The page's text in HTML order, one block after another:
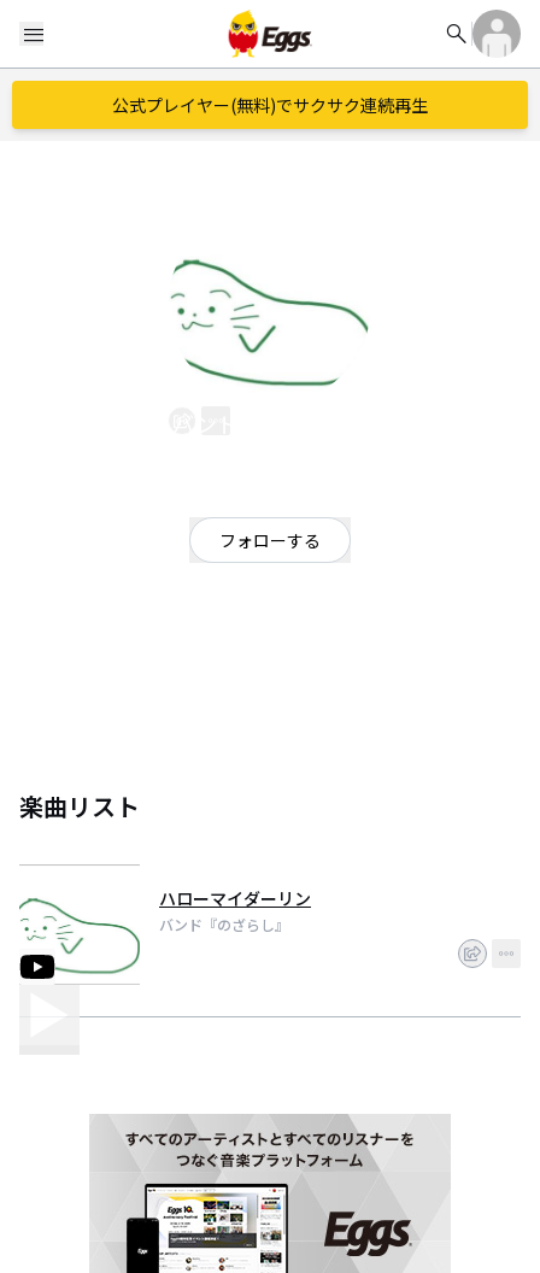
menu search
公式プレイヤー(無料)でサクサク連続再生
フォローする
楽曲リスト
ハローマイダーリン
バンド『のざらし』